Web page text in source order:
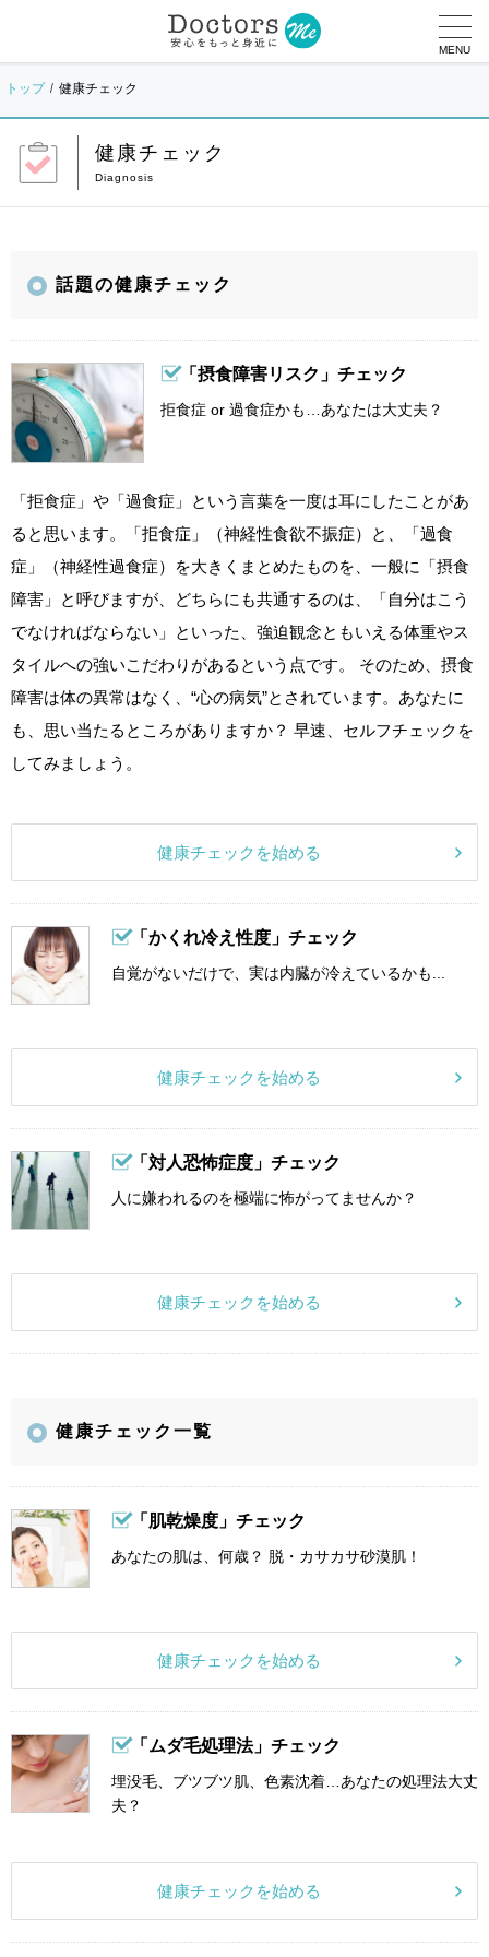
MENU
トップ 健康チェック
健康チェック
話題の健康チェック
「摂食障害リスク」チェック
拒食症 or 過食症かも…あなたは大丈夫？
「拒食症」や「過食症」という言葉を一度は耳にしたことがあ
ると思います。「拒食症」（神経性食欲不振症）と、「過食
症」（神経性過食症）を大きくまとめたものを、一般に「摂食
障害」と呼びますが、どちらにも共通するのは、「自分はこう
でなければならない」といった、強迫観念ともいえる体重やス
タイルへの強いこだわりがあるという点です。 そのため、摂食
障害は体の異常はなく、“心の病気”とされています。あなたに
も、思い当たるところがありますか？ 早速、セルフチェックを
してみましょう。
健康チェックを始める
「かくれ冷え性度」チェック
自覚がないだけで、実は内臓が冷えているかも...
健康チェックを始める
「対人恐怖症度」チェック
人に嫌われるのを極端に怖がってませんか？
健康チェックを始める
健康チェック一覧
「肌乾燥度」チェック
あなたの肌は、何歳？ 脱・カサカサ砂漠肌！
健康チェックを始める
「ムダ毛処理法」チェック
埋没毛、ブツブツ肌、色素沈着…あなたの処理法大丈
夫？
健康チェックを始める